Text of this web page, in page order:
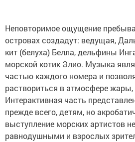
Неповторимое ощущение
островах создадут: ведущая,
кит (белуха) Белла, дельфины
морской котик Элио. Музыка
частью каждого номера и
раствориться в атмосфере жары,
Интерактивная часть
прежде всего, детям, но
выступление морских артистов
равнодушными и взрослых